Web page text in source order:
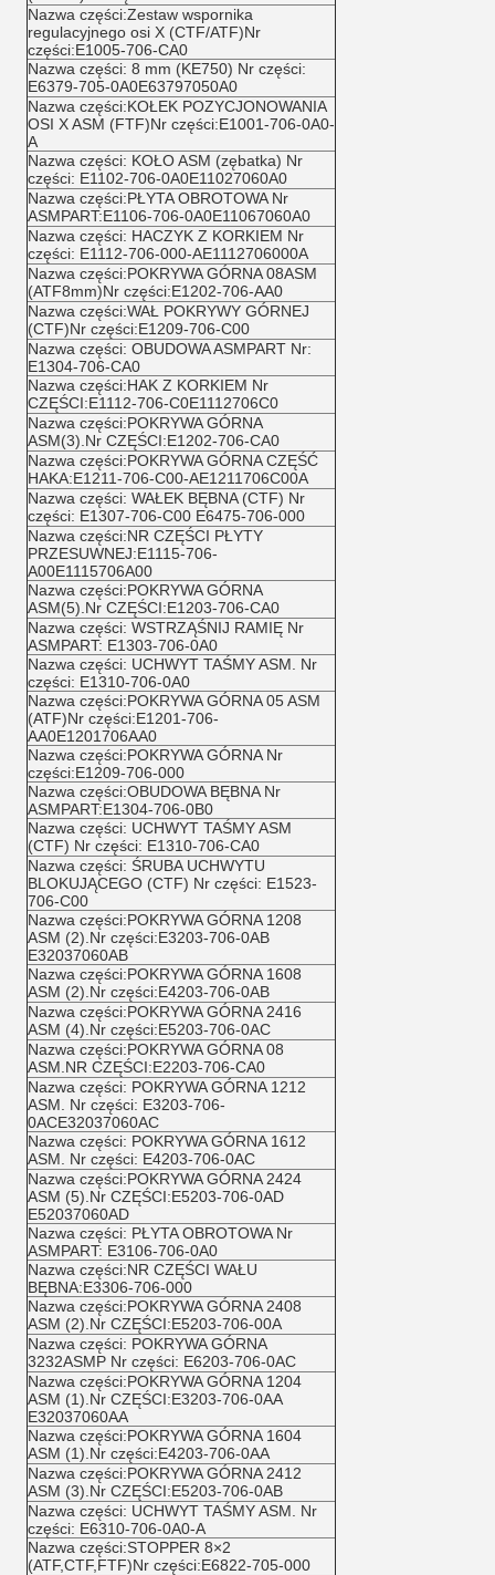
Nazwa części:Zestaw wspornika
regulacyjnego osi X (CTF/ATF)Nr
części:E1005-706-CA0
Nazwa części: 8 mm (KE750) Nr części:
E6379-705-0A0E63797050A0
Nazwa części:KOŁEK POZYCJONOWANIA
OSI X ASM (FTF)Nr części:E1001-706-0A0-
A
Nazwa części: KOŁO ASM (zębatka) Nr
części: E1102-706-0A0E11027060A0
Nazwa części:PŁYTA OBROTOWA Nr
ASMPART:E1106-706-0A0E11067060A0
Nazwa części: HACZYK Z KORKIEM Nr
części: E1112-706-000-AE1112706000A
Nazwa części:POKRYWA GÓRNA 08ASM
(ATF8mm)Nr części:E1202-706-AA0
Nazwa części:WAŁ POKRYWY GÓRNEJ
(CTF)Nr części:E1209-706-C00
Nazwa części: OBUDOWA ASMPART Nr:
E1304-706-CA0
Nazwa części:HAK Z KORKIEM Nr
CZĘŚCI:E1112-706-C0E1112706C0
Nazwa części:POKRYWA GÓRNA
ASM(3).Nr CZĘŚCI:E1202-706-CA0
Nazwa części:POKRYWA GÓRNA CZĘŚĆ
HAKA:E1211-706-C00-AE1211706C00A
Nazwa części: WAŁEK BĘBNA (CTF) Nr
części: E1307-706-C00 E6475-706-000
Nazwa części:NR CZĘŚCI PŁYTY
PRZESUWNEJ:E1115-706-
A00E1115706A00
Nazwa części:POKRYWA GÓRNA
ASM(5).Nr CZĘŚCI:E1203-706-CA0
Nazwa części: WSTRZĄŚNIJ RAMIĘ Nr
ASMPART: E1303-706-0A0
Nazwa części: UCHWYT TAŚMY ASM. Nr
części: E1310-706-0A0
Nazwa części:POKRYWA GÓRNA 05 ASM
(ATF)Nr części:E1201-706-
AA0E1201706AA0
Nazwa części:POKRYWA GÓRNA Nr
części:E1209-706-000
Nazwa części:OBUDOWA BĘBNA Nr
ASMPART:E1304-706-0B0
Nazwa części: UCHWYT TAŚMY ASM
(CTF) Nr części: E1310-706-CA0
Nazwa części: ŚRUBA UCHWYTU
BLOKUJĄCEGO (CTF) Nr części: E1523-
706-C00
Nazwa części:POKRYWA GÓRNA 1208
ASM (2).Nr części:E3203-706-0AB
E32037060AB
Nazwa części:POKRYWA GÓRNA 1608
ASM (2).Nr części:E4203-706-0AB
Nazwa części:POKRYWA GÓRNA 2416
ASM (4).Nr części:E5203-706-0AC
Nazwa części:POKRYWA GÓRNA 08
ASM.NR CZĘŚCI:E2203-706-CA0
Nazwa części: POKRYWA GÓRNA 1212
ASM. Nr części: E3203-706-
0ACE32037060AC
Nazwa części: POKRYWA GÓRNA 1612
ASM. Nr części: E4203-706-0AC
Nazwa części:POKRYWA GÓRNA 2424
ASM (5).Nr CZĘŚCI:E5203-706-0AD
E52037060AD
Nazwa części: PŁYTA OBROTOWA Nr
ASMPART: E3106-706-0A0
Nazwa części:NR CZĘŚCI WAŁU
BĘBNA:E3306-706-000
Nazwa części:POKRYWA GÓRNA 2408
ASM (2).Nr CZĘŚCI:E5203-706-00A
Nazwa części: POKRYWA GÓRNA
3232ASMP Nr części: E6203-706-0AC
Nazwa części:POKRYWA GÓRNA 1204
ASM (1).Nr CZĘŚCI:E3203-706-0AA
E32037060AA
Nazwa części:POKRYWA GÓRNA 1604
ASM (1).Nr części:E4203-706-0AA
Nazwa części:POKRYWA GÓRNA 2412
ASM (3).Nr CZĘŚCI:E5203-706-0AB
Nazwa części: UCHWYT TAŚMY ASM. Nr
części: E6310-706-0A0-A
Nazwa części:STOPPER 8×2
(ATF,CTF,FTF)Nr części:E6822-705-000